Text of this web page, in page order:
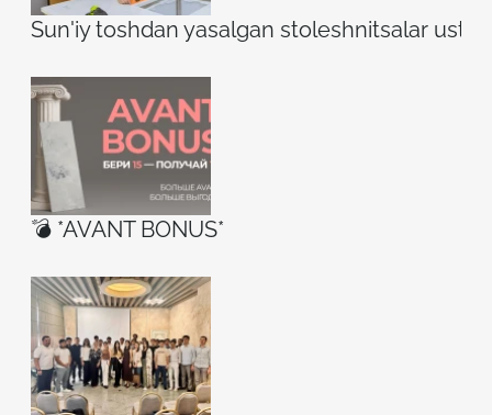
Sun'iy toshdan yasalgan stoleshnitsalar
💣 *AVANT BONUS*